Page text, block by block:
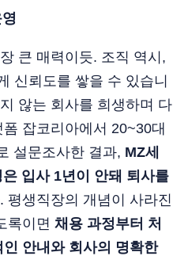
큰 매력이듯. 조직 역시,
신뢰도를 쌓을 수 있습니
않는 회사를 희생하며 다
잡코리아에서 20~30대
설문조사한 결과, MZ세
입사 1년이 안돼 퇴사를
평생직장의 개념이 사라진
록이면 채용 과정부터 처
안내와 회사의 명확한